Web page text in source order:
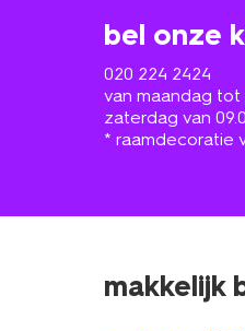
bel onze
020 224 2424
van maandag tot
zaterdag van
* raamdecoratie
makkelijk